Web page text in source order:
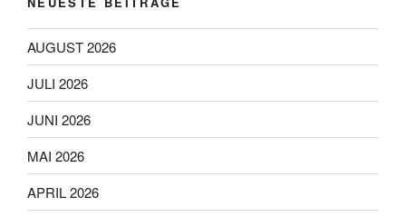
AUGUST 2026
JULI 2026
JUNI 2026
MAI 2026
APRIL 2026